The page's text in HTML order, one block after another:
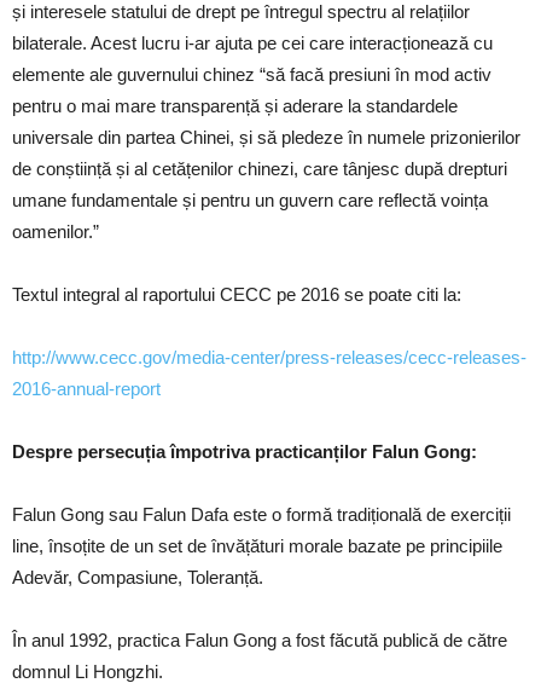
și interesele statului de drept pe întregul spectru al relațiilor
bilaterale. Acest lucru i-ar ajuta pe cei care interacționează cu
elemente ale guvernului chinez “să facă presiuni în mod activ
pentru o mai mare transparență și aderare la standardele
universale din partea Chinei, și să pledeze în numele prizonierilor
de conștiință și al cetățenilor chinezi, care tânjesc după drepturi
umane fundamentale și pentru un guvern care reflectă voința
oamenilor.”
Textul integral al raportului CECC pe 2016 se poate citi la:
http://www.cecc.gov/media-center/press-releases/cecc-releases-
2016-annual-report
Despre persecuția împotriva practicanților Falun Gong:
Falun Gong sau Falun Dafa este o formă tradițională de exerciții
line, însoțite de un set de învățături morale bazate pe principiile
Adevăr, Compasiune, Toleranță.
În anul 1992, practica Falun Gong a fost făcută publică de către
domnul Li Hongzhi.